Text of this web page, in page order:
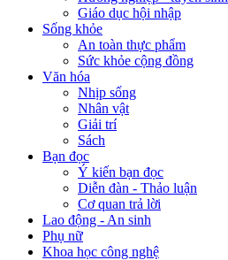
Giáo dục hội nhập
Sống khỏe
An toàn thực phẩm
Sức khỏe cộng đồng
Văn hóa
Nhịp sống
Nhân vật
Giải trí
Sách
Bạn đọc
Ý kiến bạn đọc
Diễn đàn - Thảo luận
Cơ quan trả lời
Lao động - An sinh
Phụ nữ
Khoa học công nghệ